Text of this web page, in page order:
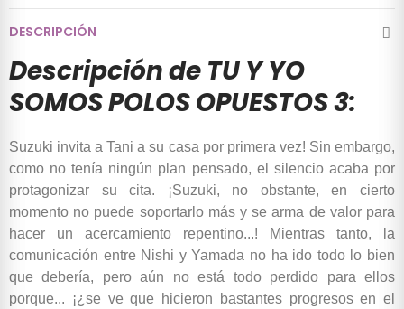
DESCRIPCIÓN
Descripción de TU Y YO
SOMOS POLOS OPUESTOS 3:
Suzuki invita a Tani a su casa por primera vez! Sin embargo,
como no tenía ningún plan pensado, el silencio acaba por
protagonizar su cita. ¡Suzuki, no obstante, en cierto
momento no puede soportarlo más y se arma de valor para
hacer un acercamiento repentino...! Mientras tanto, la
comunicación entre Nishi y Yamada no ha ido todo lo bien
que debería, pero aún no está todo perdido para ellos
porque... ¡¿se ve que hicieron bastantes progresos en el